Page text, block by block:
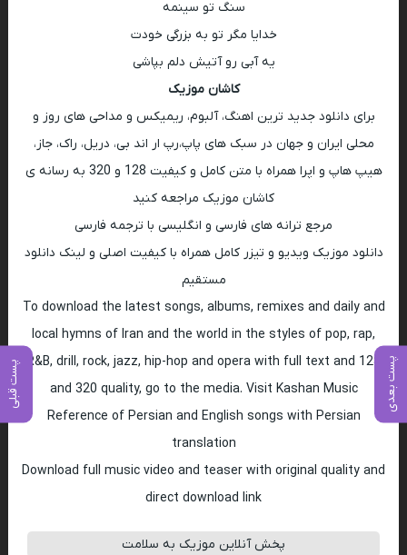
پست بعدی پست قبلی
سنگ تو سینمە
خدایا مگر تو بە بزرگی خودت
یە آبی رو آتیش دلم بپاشی
کاشان موزیک
برای دانلود جدید ترین اهنگ، آلبوم، ریمیکس و مداحی های روز و
محلی ایران و جهان در سبک های پاپ،رپ ار اند بی، دریل، راک، جاز،
هیپ هاپ و اپرا همراه با متن کامل و کیفیت 128 و 320 به رسانه ی
کاشان موزیک مراجعه کنید
مرجع ترانه های فارسی و انگلیسی با ترجمه فارسی
دانلود موزیک ویدیو و تیزر کامل همراه با کیفیت اصلی و لینک دانلود
مستقیم
To download the latest songs, albums, remixes and daily and
local hymns of Iran and the world in the styles of pop, rap,
R&B, drill, rock, jazz, hip-hop and opera with full text and 128
and 320 quality, go to the media. Visit Kashan Music
Reference of Persian and English songs with Persian
translation
Download full music video and teaser with original quality and
direct download link
پخش آنلاین موزیک به سلامت